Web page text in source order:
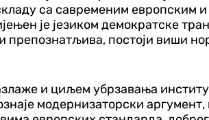
са савременим
је језиком демократске
препознатљива, постоји виши
и циљем убрзавања
модернизаторски аргумент,